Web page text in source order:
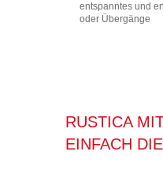
entspanntes und
oder Übergänge
RUSTICA
EINFACH